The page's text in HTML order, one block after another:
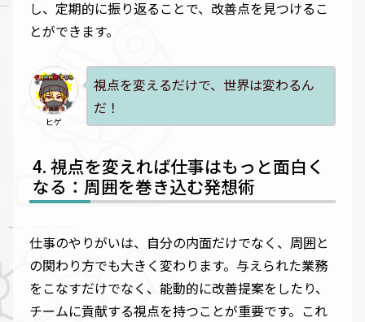
し、定期的に振り返ることで、改善点を見つけるこ
とができます。
ヒゲ
視点を変えるだけで、世界は変わるん
だ！
視点を変えれば仕事はもっと面白く
なる：周囲を巻き込む発想術
仕事のやりがいは、自分の内面だけでなく、周囲と
の関わり方でも大きく変わります。与えられた業務
をこなすだけでなく、能動的に改善提案をしたり、
チームに貢献する視点を持つことが重要です。これ